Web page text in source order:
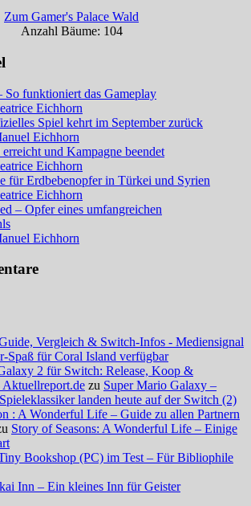
Zum Gamer's Palace Wald
Anzahl Bäume: 104
funktioniert das Gameplay
Eichhorn
Spiel kehrt im September zurück
Eichhorn
und Kampagne beendet
Eichhorn
für Erdbebenopfer in Türkei und Syrien
Eichhorn
– Opfer eines umfangreichen
Eichhorn
Vergleich & Switch-Infos - Mediensignal
Spaß für Coral Island verfügbar
2 für Switch: Release, Koop &
Aktuellreport.de zu Super Mario Galaxy –
landen heute auf der Switch (2)
: A Wonderful Life – Guide zu allen Partnern
Story of Seasons: A Wonderful Life – Einige
Bookshop (PC) im Test – Für Bibliophile
Inn – Ein kleines Inn für Geister